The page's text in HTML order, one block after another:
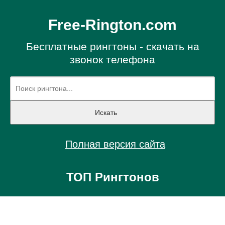
Free-Rington.com
Бесплатные рингтоны - скачать на
звонок телефона
Полная версия сайта
ТОП Рингтонов